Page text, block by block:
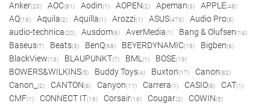
Anker(20) AOC(81) Aodin(1) AOPEN(2) Apeman(3) APPLE(48)
AQ(16) Aquila(2) Aquilla(1) Arozzi(1) ASUS(473) Audio Pro(8)
audio-technica(20) Ausdom(6) AverMedia(1) Bang & Olufsen(14)
Baseus(7) Beats(3) BenQ(68) BEYERDYNAMIC(19) Bigben(6)
BlackView(13) BLAUPUNKT(7) BML (1) BOSE(19)
BOWERS&WILKINS(5) Buddy Toys(4) Buxton(17) Canon(82)
Canon_ (2) CANTON(8) Canyon(11) Carrera(1) CASIO(8) CAT(1)
CMF(1) CONNECT IT(16) Corsair(16) Cougar(2) COWIN(5)